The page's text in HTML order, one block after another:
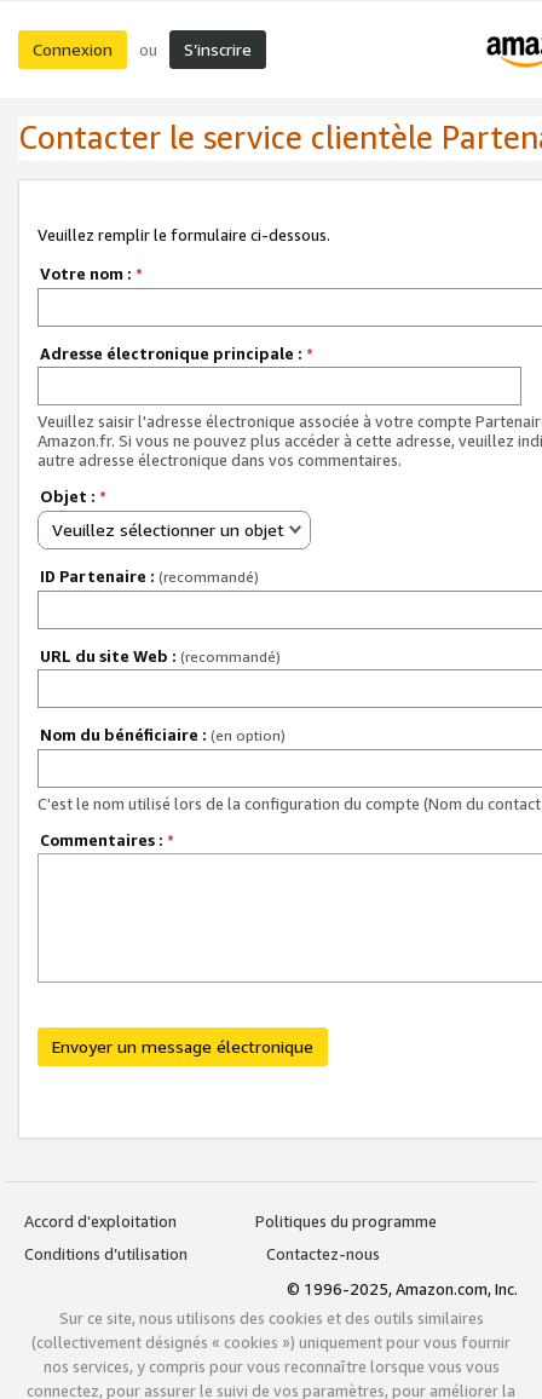
Connexion ou S’inscrire
Contacter le service clientèle
Veuillez remplir le formulaire ci-dessous.
Votre nom : *
Adresse électronique principale : *
Veuillez saisir l'adresse électronique associée à votre compte
Amazon.fr. Si vous ne pouvez plus accéder à cette adresse, veuillez
autre adresse électronique dans vos commentaires.
Objet : *
Veuillez sélectionner un objet
ID Partenaire : (recommandé)
URL du site Web : (recommandé)
Nom du bénéficiaire : (en option)
C'est le nom utilisé lors de la configuration du compte (Nom du
Commentaires : *
Envoyer un message électronique
Accord d’exploitation
Politiques du programme
Conditions d’utilisation
Contactez-nous
© 1996-2025, Amazon.com, Inc.
Sur ce site, nous utilisons des cookies et des outils similaires
(collectivement désignés « cookies ») uniquement pour vous fournir
nos services, y compris pour vous reconnaître lorsque vous vous
connectez, pour assurer le suivi de vos paramètres, pour améliorer la